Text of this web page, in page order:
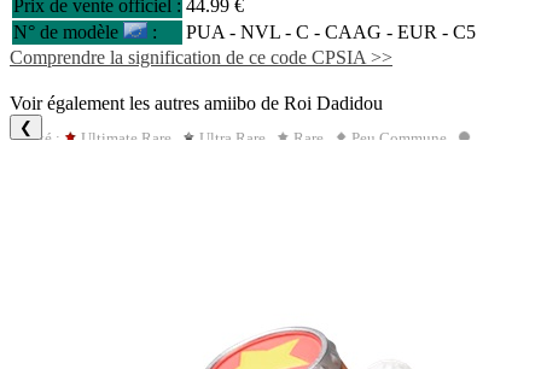
Prix de vente officiel : 44.99 €
N° de modèle
: PUA - NVL - C - CAAG - EUR - C5
Comprendre la signification de ce code CPSIA >>
Rareté : Ultimate Rare Ultra Rare Rare
Peu Commune
Voir également les autres amiibo de Roi Dadidou
❮